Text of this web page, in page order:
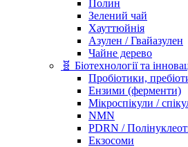
Полин
Зелений чай
Хауттюйнія
Азулен / Гвайазулен
Чайне дерево
🧬 Біотехнології та
Пробіотики,
Ензими (ферменти)
Мікроспікули /
NMN
PDRN /
Екзосоми